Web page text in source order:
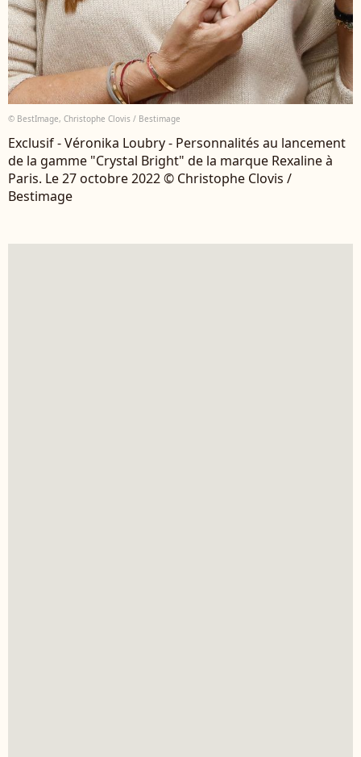
© BestImage, Christophe Clovis / Bestimage
Exclusif - Véronika Loubry - Personnalités au lancement
de la gamme "Crystal Bright" de la marque Rexaline à
Paris. Le 27 octobre 2022 © Christophe Clovis /
Bestimage